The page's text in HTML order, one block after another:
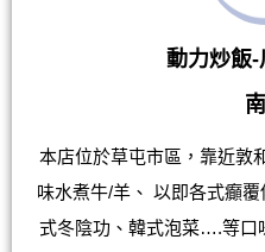
動力炒飯-
本店位於草屯市區，靠近敦
味水煮牛/羊、 以即各式癲
式冬陰功、韓式泡菜….等口